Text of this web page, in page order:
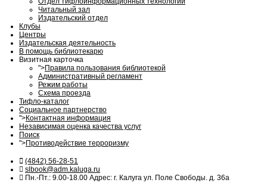
Читальный зал
Издательский отдел
Клубы
Центры
Издательская деятельность
В помощь библиотекарю
Визитная карточка
">Правила пользования библиотекой
Административный регламент
Режим работы
Схема проезда
Тифло-каталог
Социальное партнерство
">Контактная информация
Независимая оценка качества услуг
Поиск
">Противодействие терроризму
(4842) 56-28-51
slbook@adm.kaluga.ru
Пн.-Пт.: 9.00-18.00 Адрес: г. Калуга ул. Поле Свободы. д. 36а